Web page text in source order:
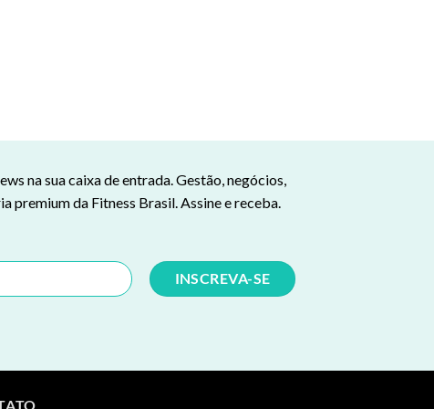
na sua caixa de entrada. Gestão, negócios,
premium da Fitness Brasil. Assine e receba.